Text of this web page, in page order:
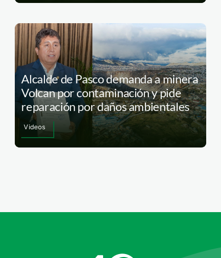
Alcalde de Pasco demanda a minera
Volcan por contaminación y pide
reparación por daños ambientales
Videos